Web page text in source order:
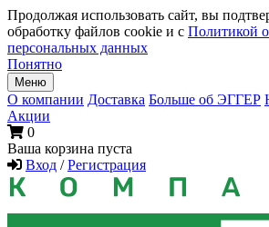
Продолжая использовать сайт, вы
обработку файлов cookie и с Политикой
персональных данных
Понятно
Меню
О компании Доставка Больше об ЭГГЕР
Акции
0
Ваша корзина пуста
Вход / Регистрация